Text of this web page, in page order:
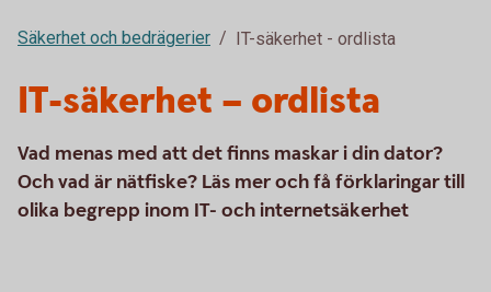
Säkerhet och bedrägerier IT-säkerhet - ordlista
IT-säkerhet – ordlista
Vad menas med att det finns maskar i din dator?
Och vad är nätfiske? Läs mer och få förklaringar till
olika begrepp inom IT- och internetsäkerhet